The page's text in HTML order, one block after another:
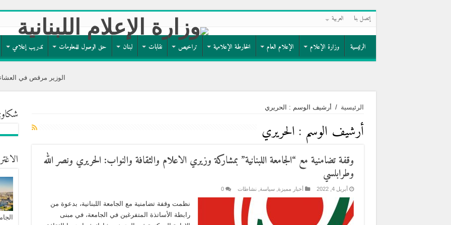
إتصل بنا العربية
الرئيسية وزارة الإعلام الإعلام العام الخارطة الإعلامية تراخيص نقابات لبنان حق الوصول للمعلومات تدريب إعلامي
الوزير مرقص في العشاء السنوي
الرئيسية / أرشيف الوسم : الحريري
أرشيف الوسم : الحريري
وقفة تضامنية مع “الجامعة اللبنانية” بمشاركة وزيري الاعلام والثقافة والنواب: الحريري ونصر الله
وطرابلسي
أبريل 4, 2022 أخبار مميزة ,سياسة نشاطات 0
نظمت وقفة تضامنية مع الجامعة اللبنانية، بدعوة من
رابطة الأساتذة المتفرغين في الجامعة، في مبنى